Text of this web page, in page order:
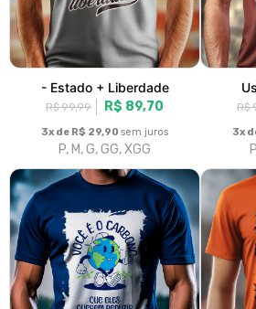
Papa Leão XIV
R$ 99,99 R$ 89,70
3x de R$ 29,90sem juros
P, M, G, GG, XGG
R$
3x